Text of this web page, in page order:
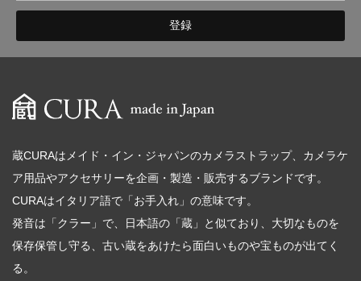
蔵CURAはメイド・イン・ジャパンのカメラストラップ、カメラケ
ア用品やアクセサリーを企画・製造・販売するブランドです。
CURAはイタリア語で「お手入れ」の意味です。
発音は「クラー」で、日本語の「蔵」と似ており、大切なものを
保存保管し守る、古い蔵をあけたら面白いものや宝ものが出てく
る。